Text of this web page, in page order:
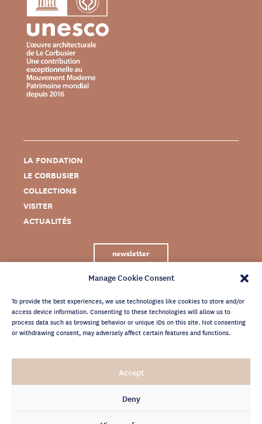
Manage Cookie Consent
To provide the best experiences, we use technologies like cookies to store and/or
access device information. Consenting to these technologies will allow us to
process data such as browsing behavior or unique IDs on this site. Not consenting
or withdrawing consent, may adversely affect certain features and functions.
Accept
Deny
LA FONDATION
LE CORBUSIER
COLLECTIONS
VISITER
ACTUALITÉS
newsletter
MENTIONS LÉGALES
CRÉDITS
POLITIQUE DE CONFIDENTIALITÉ
ARCHIVES NEWSLETTER